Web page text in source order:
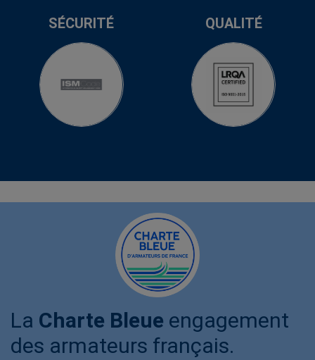
SÉCURITÉ QUALITÉ
La Charte Bleue engagement
des armateurs français.